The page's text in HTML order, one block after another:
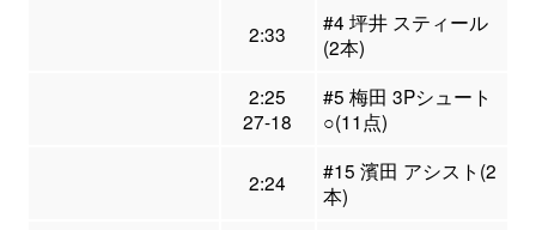
2:33
#4 坪井 スティール
(2本)
2:25
27-18
#5 梅田 3Pシュート
○(11点)
2:24
#15 濱田 アシスト(2
本)